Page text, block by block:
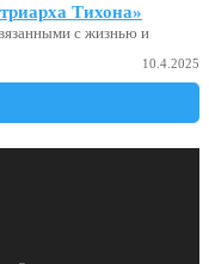
Тихона»
с жизнью и
10.4.2025